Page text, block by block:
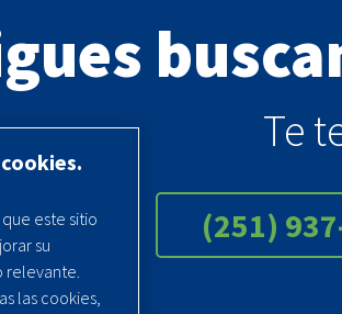
Te
(251)
este sitio
su
las cookies,